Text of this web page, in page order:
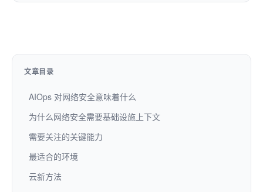
文章目录
AIOps 对网络安全意味着什么
为什么网络安全需要基础设施上下文
需要关注的关键能力
最适合的环境
云新方法